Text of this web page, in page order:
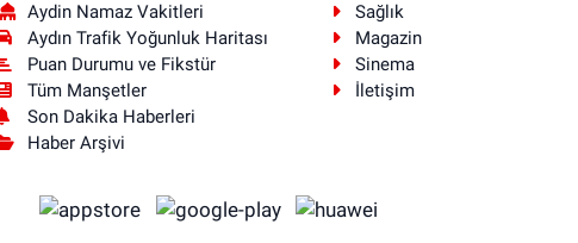
Aydin Namaz Vakitleri
Aydın Trafik Yoğunluk Haritası
Puan Durumu ve Fikstür
Tüm Manşetler
Son Dakika Haberleri
Haber Arşivi
Sağlık
Magazin
Sinema
İletişim